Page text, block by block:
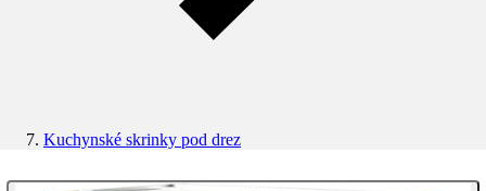
Kuchynské skrinky pod drez